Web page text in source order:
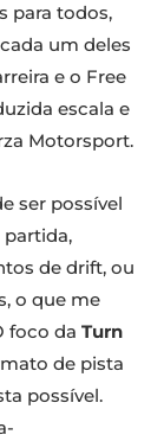
para todos,
um deles
e o Free
escala e
Motorsport.
ser possível
partida,
de drift, ou
o que me
foco da Turn
de pista
possível.